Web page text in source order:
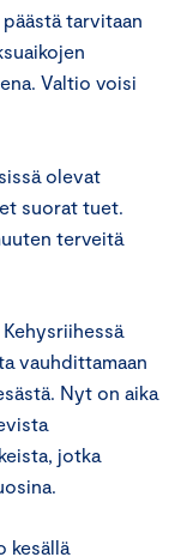
tarvitaan
Valtio voisi
olevat
suorat tuet.
terveitä
vauhdittamaan
Nyt on aika
jotka
kesällä